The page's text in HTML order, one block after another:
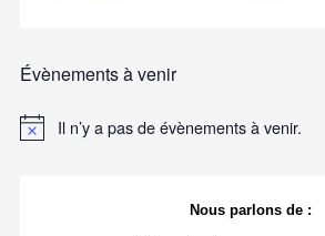
Évènements à venir
Il n’y a pas de évènements à venir.
Nous parlons de :